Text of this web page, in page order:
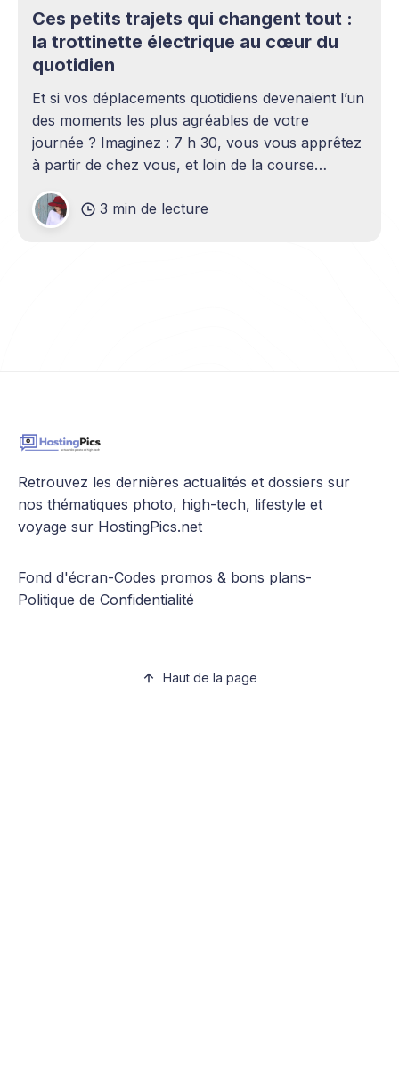
Ces petits trajets qui changent tout :
la trottinette électrique au cœur du
quotidien
Et si vos déplacements quotidiens devenaient l’un
des moments les plus agréables de votre
journée ? Imaginez : 7 h 30, vous vous apprêtez
à partir de chez vous, et loin de la course
sans contraintes. Oubliez les bus ratés, les
métros bondés ou les embouteillages
3 min de lecture
Retrouvez les dernières actualités et dossiers sur
nos thématiques photo, high-tech, lifestyle et
voyage sur HostingPics.net
Fond d'écran-Codes promos & bons plans-
Politique de Confidentialité
Haut de la page